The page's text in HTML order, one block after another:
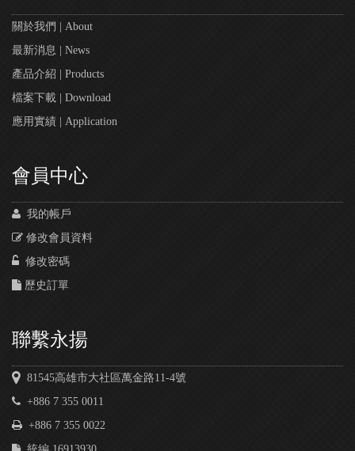
關於我們 | About
最新消息 | News
產品介紹 | Products
檔案下載 | Download
應用實績 | Application
會員中心
我的帳戶
修改會員資料
修改密碼
歷史訂單
聯繫永揚
81545高雄市大社區萬金路11-4號
+886 7 355 0011
+886 7 355 0022